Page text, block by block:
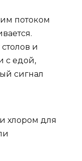
потоком
и
с едой,
сигнал
хлором для